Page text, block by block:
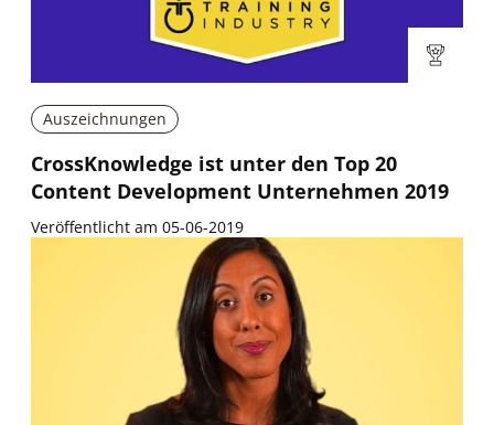
Auszeichnungen
CrossKnowledge ist unter den Top 20
Content Development Unternehmen 2019
Veröffentlicht am 05-06-2019